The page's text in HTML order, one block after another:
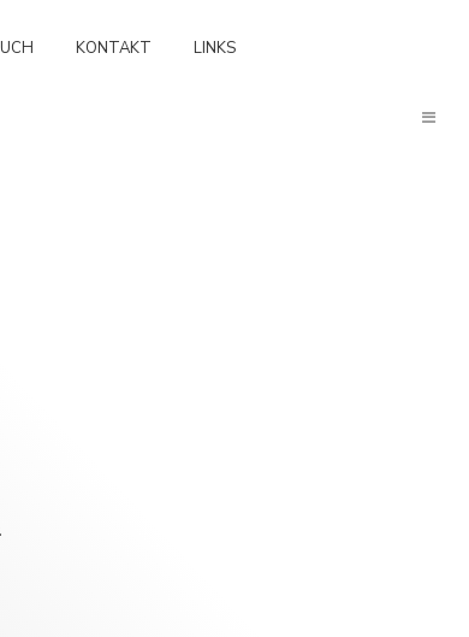
KONTAKT LINKS